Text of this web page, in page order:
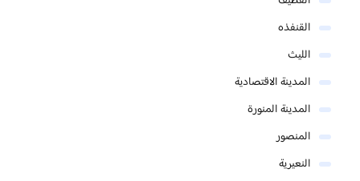
القنفذه
الليث
المدينة الاقتصادية
المدينة المنورة
المنصور
النعيرية